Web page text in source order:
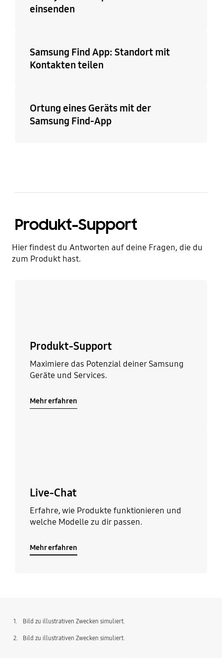
einsenden
Samsung Find App: Standort mit
Kontakten teilen
Ortung eines Geräts mit der
Samsung Find-App
Produkt-Support
Hier findest du Antworten auf deine Fragen, die du
zum Produkt hast.
Produkt-Support
Maximiere das Potenzial deiner Samsung
Geräte und Services.
Mehr erfahren
Live-Chat
Erfahre, wie Produkte funktionieren und
welche Modelle zu dir passen.
Mehr erfahren
1. Bild zu illustrativen Zwecken simuliert.
2. Bild zu illustrativen Zwecken simuliert.